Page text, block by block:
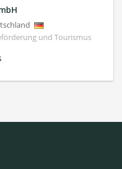
und Tourismus